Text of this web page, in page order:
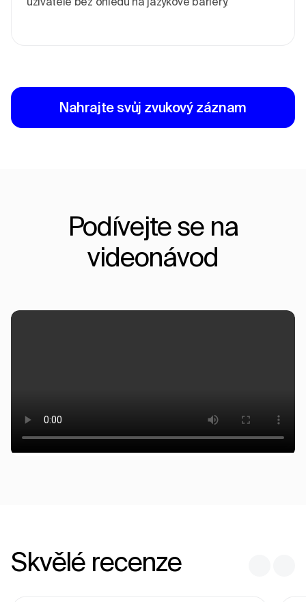
Nahrajte svůj zvukový záznam
Podívejte se na
videonávod
Skvělé recenze